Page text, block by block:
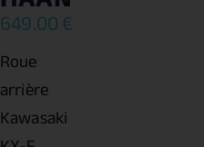
649.00€
Roue
arrière
Kawasaki